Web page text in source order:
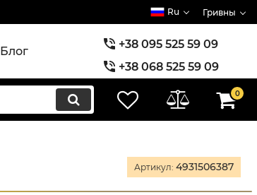
Ru Гривны
Блог
+38 095 525 59 09
+38 068 525 59 09
+38 073 525 59 09
0
Артикул: 4931506387